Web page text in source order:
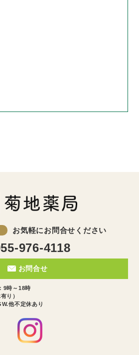
お気軽にお問合せください
976-4118
お問合せ
9時～18時
り）
他不定休あり